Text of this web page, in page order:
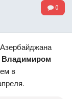
0
Владимиром
в